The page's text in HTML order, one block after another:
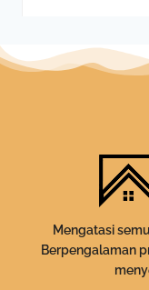
Mengatasi
Berpengalaman